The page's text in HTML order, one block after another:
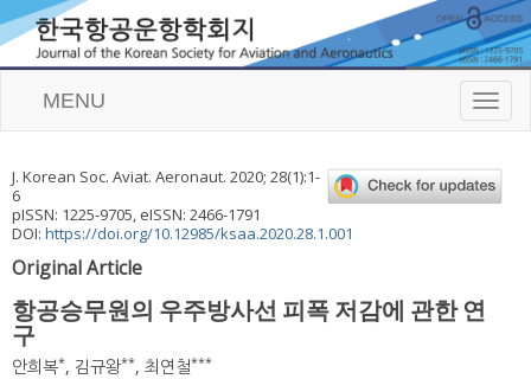
T
o
l
e
MENU
J. Korean Soc. Aviat. Aeronaut. 2020; 28(1):1-
6
pISSN: 1225-9705, eISSN: 2466-1791
DOI: https://doi.org/10.12985/ksaa.2020.28.1.001
Original Article
항공승무원의 우주방사선 피폭 저감에 관한 연
구
안희복*, 김규왕**, 최연철***